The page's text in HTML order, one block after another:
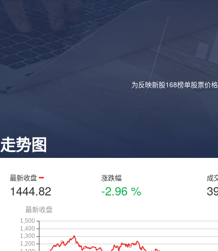
为反映新股168榜单股票价
走势图
最新收盘
1444.82
涨跌幅
-2.96 %
成